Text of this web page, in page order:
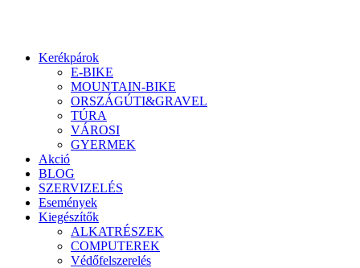
Kerékpárok
E-BIKE
MOUNTAIN-BIKE
ORSZÁGÚTI&GRAVEL
TÚRA
VÁROSI
GYERMEK
Akció
BLOG
SZERVIZELÉS
Események
Kiegészítők
ALKATRÉSZEK
COMPUTEREK
Védőfelszerelés